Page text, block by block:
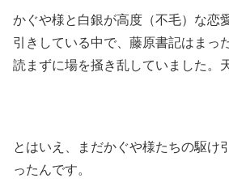
かぐや様と白銀が高度（不毛）な恋
引きしている中で、藤原書記はまっ
読まずに場を掻き乱していました。
とはいえ、まだかぐや様たちの駆け
ったんです。